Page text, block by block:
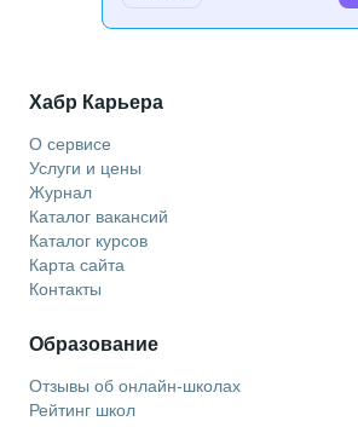
Хабр Карьера
О сервисе
Услуги и цены
Журнал
Каталог вакансий
Каталог курсов
Карта сайта
Контакты
Образование
Отзывы об онлайн-школах
Рейтинг школ